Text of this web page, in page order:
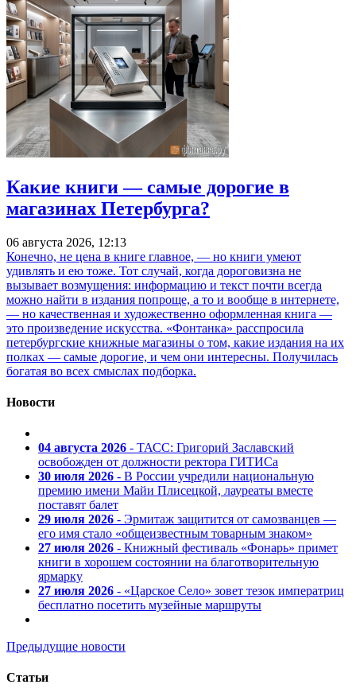
Какие книги — самые дорогие в
магазинах Петербурга?
06 августа 2026, 12:13
Конечно, не цена в книге главное, — но книги умеют
удивлять и ею тоже. Тот случай, когда дороговизна не
вызывает возмущения: информацию и текст почти всегда
можно найти в издания попроще, а то и вообще в интернете,
— но качественная и художественно оформленная книга —
это произведение искусства. «Фонтанка» расспросила
петербургские книжные магазины о том, какие издания на их
полках — самые дорогие, и чем они интересны. Получилась
богатая во всех смыслах подборка.
Новости
04 августа 2026 - ТАСС: Григорий Заславский
освобожден от должности ректора ГИТИСа
30 июля 2026 - В России учредили национальную
премию имени Майи Плисецкой, лауреаты вместе
поставят балет
29 июля 2026 - Эрмитаж защитится от самозванцев —
его имя стало «общеизвестным товарным знаком»
27 июля 2026 - Книжный фестиваль «Фонарь» примет
книги в хорошем состоянии на благотворительную
ярмарку
27 июля 2026 - «Царское Село» зовет тезок императриц
бесплатно посетить музейные маршруты
Предыдущие новости
Статьи